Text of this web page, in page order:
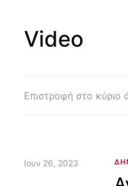
Video
Επιστροφή στο κύριο
Ιουν 26, 2023